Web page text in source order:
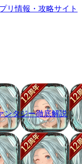
ンタジー徹底解説